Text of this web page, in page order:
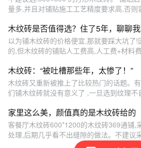
量多,并且对铺贴施工工艺精度要求高,否则
木纹砖是否值得选？住了5年，聊聊我
以为铺木纹砖的价格便宜,那就要踩大坑了
的,但木纹砖的铺贴人工费高,人工费+材料
木纹砖：“被吐槽那些年，太惨了！”
木纹砖又重新被推上了比较热门的话题。
们铺木纹砖就没有意义了 ,一旦选到纹理不
家里这么美，颜值真的是木纹砖给的
客餐厅木纹砖600*1200的木纹砖369通铺,
处理,后期几乎看不出缝隙的做法。不建议